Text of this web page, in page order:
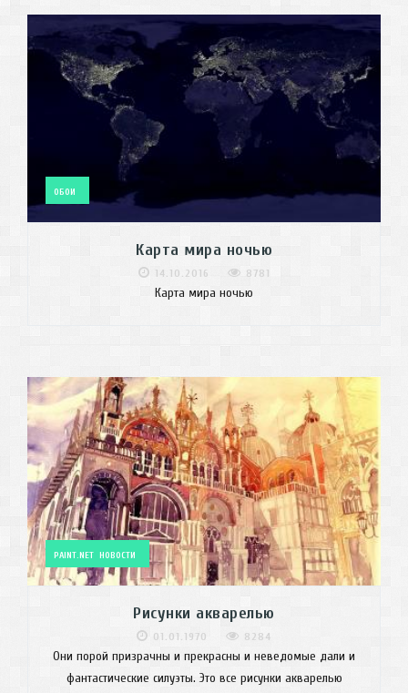
ОБОИ
Карта мира ночью
14.10.2016 8781
Карта мира ночью
PAINT.NET НОВОСТИ
Рисунки акварелью
01.01.1970 8284
Они порой призрачны и прекрасны и неведомые дали и
фантастические силуэты. Это все рисунки акварелью